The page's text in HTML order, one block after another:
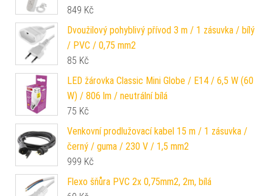
849 Kč
Dvoužilový pohyblivý přívod 3 m / 1 zásuvka / bílý
/ PVC / 0,75 mm2
85 Kč
LED žárovka Classic Mini Globe / E14 / 6,5 W (60
W) / 806 lm / neutrální bílá
75 Kč
Venkovní prodlužovací kabel 15 m / 1 zásuvka /
černý / guma / 230 V / 1,5 mm2
999 Kč
Flexo šňůra PVC 2x 0,75mm2, 2m, bílá